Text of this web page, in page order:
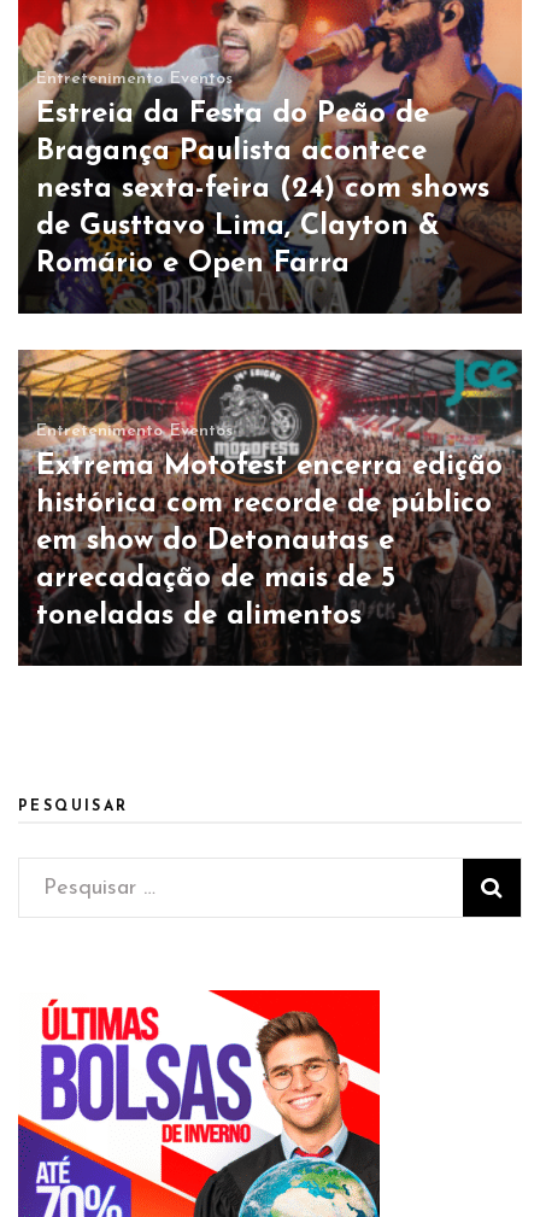
Entretenimento Eventos
Estreia da Festa do Peão de
Bragança Paulista acontece
nesta sexta-feira (24) com shows
de Gusttavo Lima, Clayton &
Romário e Open Farra
Entretenimento Eventos
Extrema Motofest encerra edição
histórica com recorde de público
em show do Detonautas e
arrecadação de mais de 5
toneladas de alimentos
PESQUISAR
Pesquisar
por: